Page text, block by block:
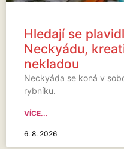
Hledají se
Neckyádu,
nekladou
Neckyáda se koná v
rybníku.
VÍCE...
6. 8. 2026